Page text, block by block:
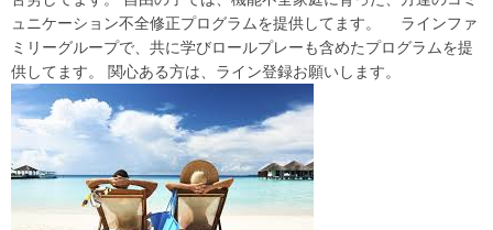
ュニケーション不全修正プログラムを提供してます。 ラインファ
ミリーグループで、共に学びロールプレーも含めたプログラムを提
供してます。 関心ある方は、ライン登録お願いします。